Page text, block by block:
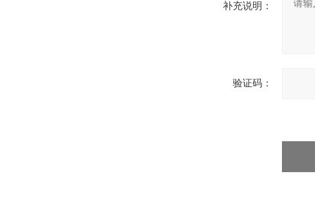
补充说明：
验证码：